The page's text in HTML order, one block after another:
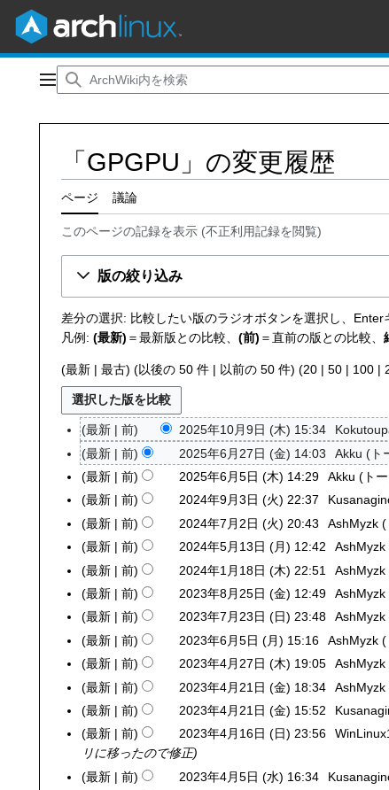
メインメニュー
「GPGPU」の変更履歴
ページ 議論
このページの記録を表示 (不正利用記録を閲覧)
版の絞り込み
差分の選択: 比較したい版のラジオボタンを選択し、Enter
凡例: (最新) ＝最新版との比較、 (前) ＝直前の版との比較、
(最新 | 最古) (以後の 50 件 | 以前の 50 件) (20 | 50 | 100 |
2
0
1
0
月
木
最新 前 2025年10月9日 (木) 15:34
2
0
6
月
2
金
最新 前 2025年6月27日 (金) 14:03 Akku ト
2
0
6
月
5
最新 前 2025年6月5日 (木) 14:29 Akku ト
2
0
9
月
3
最新 前 2024年9月3日 (火) 22:37
2
0
7
月
2
最新 前 2024年7月2日 (火) 20:43 AshMyzk
2
0
5
月
1
最新 前 2024年5月13日 (月) 12:42 AshMyzk
2
0
1
月
1
最新 前 2024年1月18日 (木) 22:51 AshMyzk
2
0
8
月
2
最新 前 2023年8月25日 (金) 12:49 AshMyzk
2
0
7
月
3
最新 前 2023年7月23日 (日) 23:48 AshMyzk
2
0
6
5
最新 前 2023年6月5日 (月) 15:16 AshMyzk
2
0
月
最新 前 2023年4月27日 (木) 19:05 AshMyzk
2
0
最新 前 2023年4月21日 (金) 18:34 AshMyzk
最新
前 2023年4月21日 (金) 15:52
2
2
最新 前 2023年4月16日 (日) 23:56
リに移ったので修正
2
最新 前 2023年4月5日 (水) 16:34